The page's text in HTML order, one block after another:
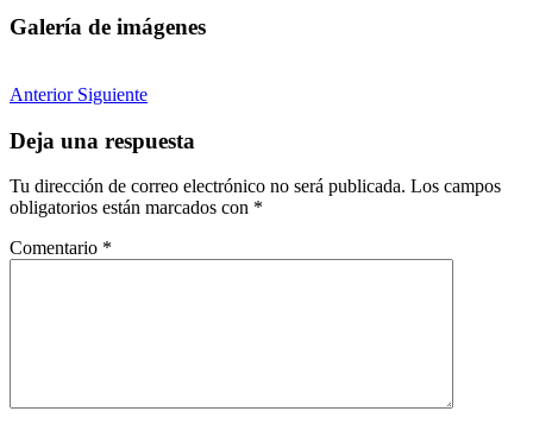
Galería de imágenes
Anterior Siguiente
Deja una respuesta
Tu dirección de correo electrónico no será publicada. Los campos
obligatorios están marcados con *
Comentario *